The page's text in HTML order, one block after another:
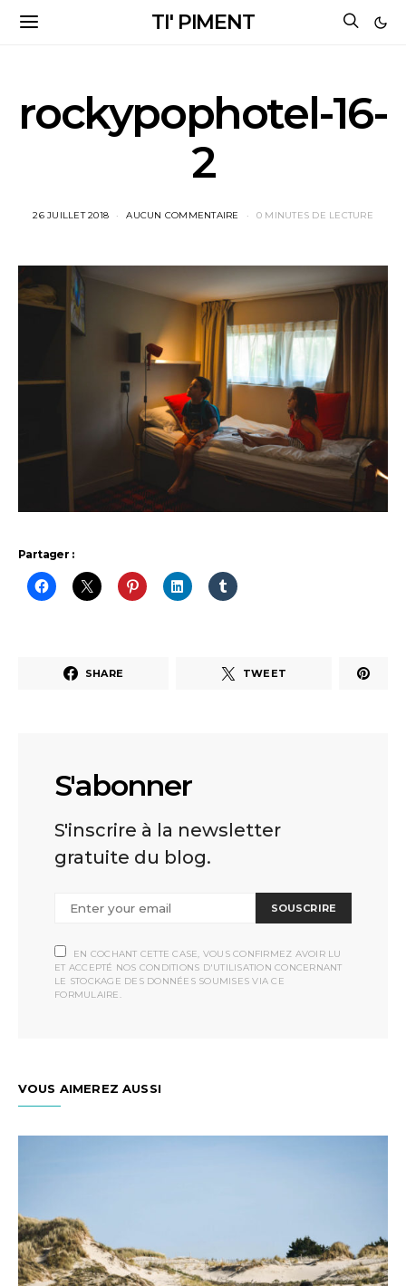
TI' PIMENT
rockypophotel-16-
2
26 JUILLET 2018 AUCUN COMMENTAIRE 0 MINUTES DE LECTURE
Partager :
SHARE TWEET
S'abonner
S'inscrire à la newsletter
gratuite du blog.
SOUSCRIRE
EN COCHANT CETTE CASE, VOUS CONFIRMEZ AVOIR LU
ET ACCEPTÉ NOS CONDITIONS D'UTILISATION CONCERNANT
LE STOCKAGE DES DONNÉES SOUMISES VIA CE
FORMULAIRE.
VOUS AIMEREZ AUSSI